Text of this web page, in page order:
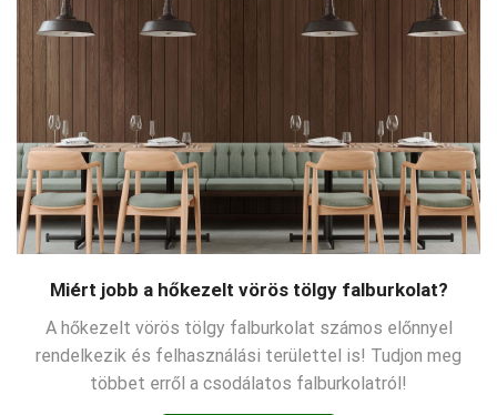
Miért jobb a hőkezelt vörös tölgy falburkolat?
A hőkezelt vörös tölgy falburkolat számos előnnyel
rendelkezik és felhasználási területtel is! Tudjon meg
többet erről a csodálatos falburkolatról!